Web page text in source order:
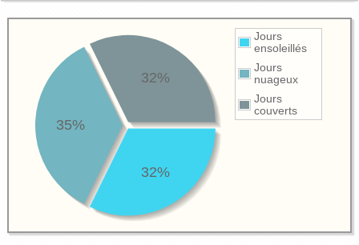
Jours
ensoleillés
Jours
nuageux
Jours
couverts
32%
35%
32%